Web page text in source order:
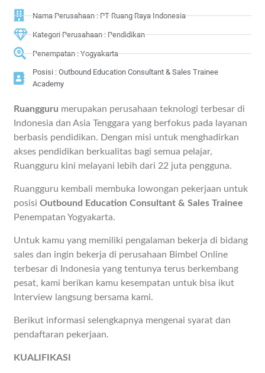
Nama Perusahaan : PT Ruang Raya Indonesia
Kategori Perusahaan : Pendidikan
Penempatan : Yogyakarta
Posisi : Outbound Education Consultant & Sales Trainee
Academy
Ruangguru merupakan perusahaan teknologi terbesar di
Indonesia dan Asia Tenggara yang berfokus pada layanan
berbasis pendidikan. Dengan misi untuk menghadirkan
akses pendidikan berkualitas bagi semua pelajar,
Ruangguru kini melayani lebih dari 22 juta pengguna.
Ruangguru kembali membuka lowongan pekerjaan untuk
posisiOutbound Education Consultant & Sales Trainee
Penempatan Yogyakarta.
Untuk kamu yang memiliki pengalaman bekerja di bidang
sales dan ingin bekerja di perusahaan Bimbel Online
terbesar di Indonesia yang tentunya terus berkembang
pesat, kami berikan kamu kesempatan untuk bisa ikut
Interview langsung bersama kami.
Berikut informasi selengkapnya mengenai syarat dan
pendaftaran pekerjaan.
KUALIFIKASI